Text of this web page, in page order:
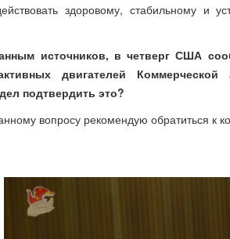
здоровому, стабильному и
источников, в четверг США
двигателей
подтвердить это?
вопросу рекомендую обратиться к